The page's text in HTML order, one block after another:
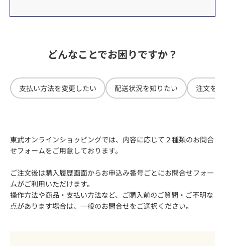
クーポンのご利用方法
商品数量の変更はできますか？
クレジットカード情報のご登録について
商品の変更について
「イベント」ページについて
どんなことでお困りですか？
支払い方法を変更したい 配送状況を知りたい 注文を
東武オンラインショッピングでは、内容に応じて２種類のお問合
せフォームをご用意しております。
ご注文後は購入履歴画面からお申込み番号ごとにお問合せフォー
ムがご利用いただけます。
操作方法や商品・支払い方法など、ご購入前のご質問・ご不明な
点があります場合は、一般のお問合せをご選択ください。